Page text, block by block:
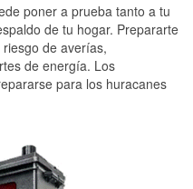
poner a prueba tanto a tu
de tu hogar. Prepararte
de averías,
de energía. Los
para los huracanes